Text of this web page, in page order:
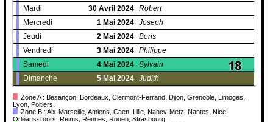
Mardi
30 Avril 2024 Robert
Mercredi
1 Mai 2024 Joseph
Jeudi
2 Mai 2024 Boris
Vendredi
3 Mai 2024 Philippe
Samedi
4 Mai 2024 Sylvain
Dimanche
5 Mai 2024 Judith
Zone A : Besançon, Bordeaux, Clermont-Ferrand, Dijon, Grenoble, Limoges,
Lyon, Poitiers.
Zone B : Aix-Marseille, Amiens, Caen, Lille, Nancy-Metz, Nantes, Nice,
Orléans-Tours, Reims, Rennes, Rouen, Strasbourg.